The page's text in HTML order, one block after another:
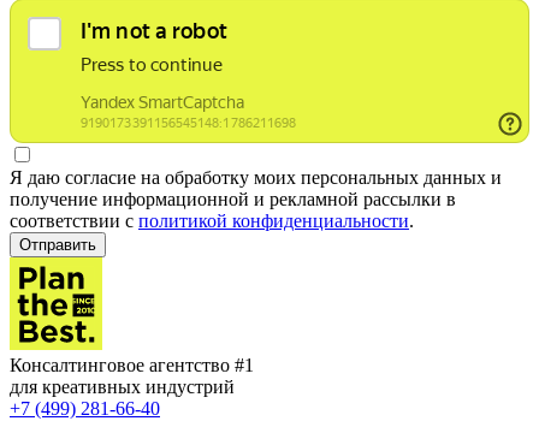
Я даю согласие на обработку моих персональных данных и
получение информационной и рекламной рассылки в
соответствии с политикой конфиденциальности.
Отправить
Консалтинговое агентство #1
для креативных индустрий
+7 (499) 281-66-40